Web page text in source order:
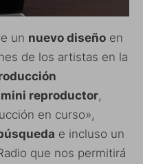
un nuevo diseño en
de los artistas en la
reproductor,
en curso»,
e incluso un
que nos permitirá